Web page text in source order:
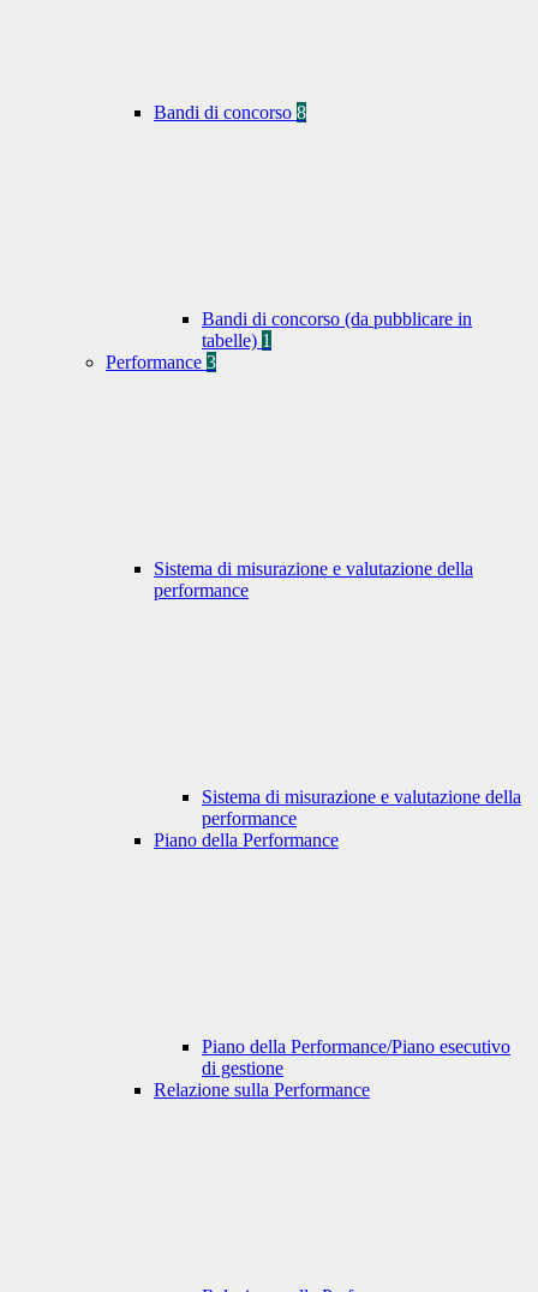
Bandi di concorso 8
Bandi di concorso (da pubblicare in
tabelle) 1
Performance 3
Sistema di misurazione e valutazione della
performance
Sistema di misurazione e valutazione della
performance
Piano della Performance
Piano della Performance/Piano esecutivo
di gestione
Relazione sulla Performance